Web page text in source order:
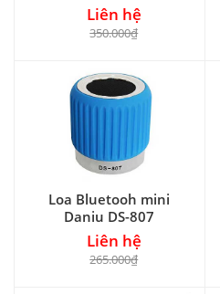
Liên hệ
350.000₫
Loa Bluetooh mini
Daniu DS-807
Liên hệ
265.000₫